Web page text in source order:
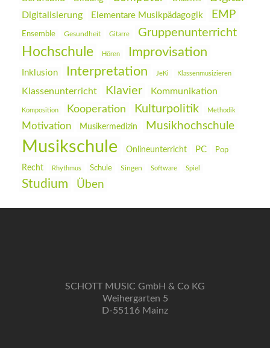
Digitalisierung Elementare Musikpädagogik EMP
Ensemble Gesundheit Gitarre Gruppenunterricht
Hochschule Hören Improvisation
Inklusion Interpretation JeKi Klassenmusizieren
Klassenunterricht Klavier Kommunikation
Komposition Kooperation Kulturpolitik Methodik
Motivation Musikermedizin Musikhochschule
Musikschule Onlineunterricht PC Pop
Recht Rhythmus Schule Singen Software Spiel
Studium Üben
SCHOTT MUSIC GmbH & Co KG
Weihergarten 5
D-55116 Mainz